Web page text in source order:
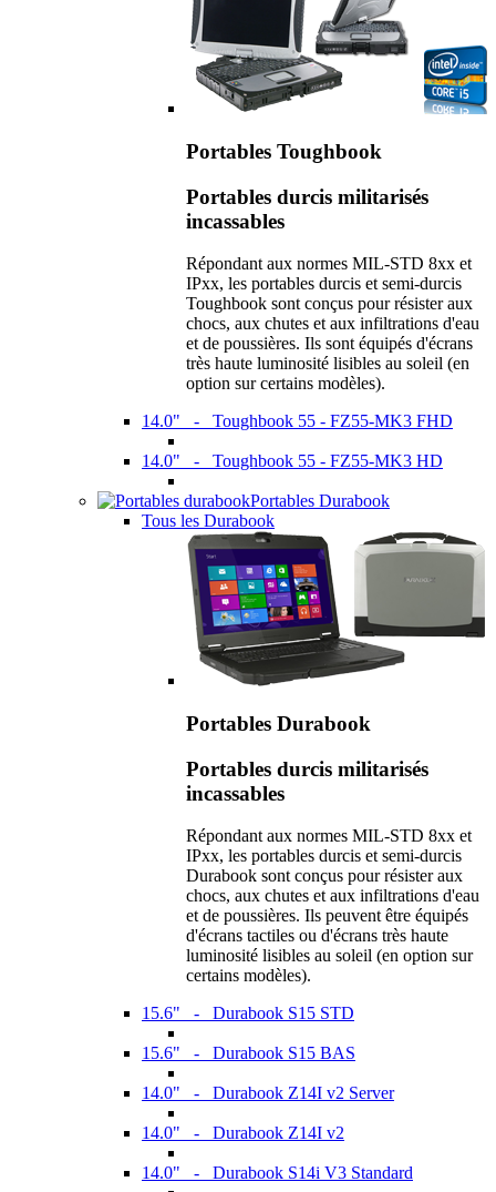
Portables Toughbook
Portables durcis militarisés
incassables
Répondant aux normes MIL-STD 8xx et
IPxx, les portables durcis et semi-durcis
Toughbook sont conçus pour résister aux
chocs, aux chutes et aux infiltrations d'eau
et de poussières. Ils sont équipés d'écrans
très haute luminosité lisibles au soleil (en
option sur certains modèles).
14.0" - Toughbook 55 - FZ55-MK3 FHD
14.0" - Toughbook 55 - FZ55-MK3 HD
Portables Durabook
Tous les Durabook
Portables Durabook
Portables durcis militarisés
incassables
Répondant aux normes MIL-STD 8xx et
IPxx, les portables durcis et semi-durcis
Durabook sont conçus pour résister aux
chocs, aux chutes et aux infiltrations d'eau
et de poussières. Ils peuvent être équipés
d'écrans tactiles ou d'écrans très haute
luminosité lisibles au soleil (en option sur
certains modèles).
15.6" - Durabook S15 STD
15.6" - Durabook S15 BAS
14.0" - Durabook Z14I v2 Server
14.0" - Durabook Z14I v2
14.0" - Durabook S14i V3 Standard